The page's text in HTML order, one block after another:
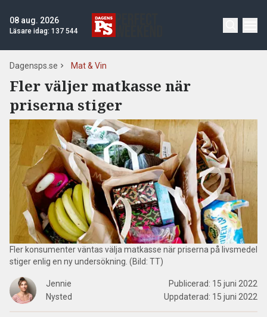
08 aug. 2026
Läsare idag: 137 544
Dagensps.se Mat & Vin
Fler väljer matkasse när
priserna stiger
Fler konsumenter väntas välja matkasse när priserna på livsmedel
stiger enlig en ny undersökning. (Bild: TT)
Jennie
Nysted
Publicerad: 15 juni 2022
Uppdaterad: 15 juni 2022